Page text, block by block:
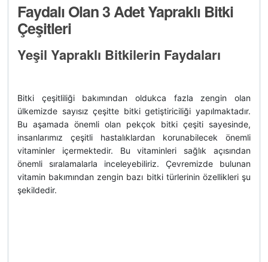
Faydalı Olan 3 Adet Yapraklı Bitki
Çeşitleri
Yeşil Yapraklı Bitkilerin Faydaları
Bitki çeşitliliği bakımından oldukca fazla zengin olan
ülkemizde sayısız çeşitte bitki getiştiriciliği yapılmaktadır.
Bu aşamada önemli olan pekçok bitki çeşiti sayesinde,
insanlarımız çeşitli hastalıklardan korunabilecek önemli
vitaminler içermektedir. Bu vitaminleri sağlık açısından
önemli sıralamalarla inceleyebiliriz. Çevremizde bulunan
vitamin bakımından zengin bazı bitki türlerinin özellikleri şu
şekildedir.